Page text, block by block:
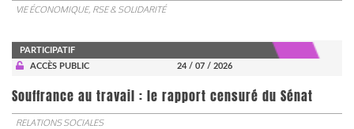
VIE ÉCONOMIQUE, RSE & SOLIDARITÉ
PARTICIPATIF
ACCÈS PUBLIC
24 / 07 / 2026
Souffrance au travail : le rapport censuré du Sénat
RELATIONS SOCIALES